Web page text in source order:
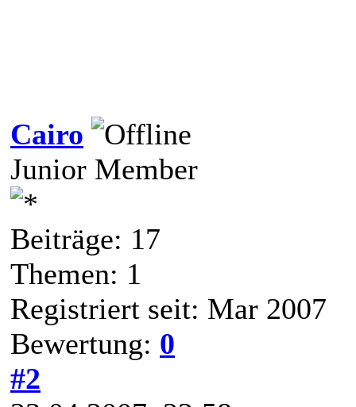
Cairo
Junior Member
Beiträge: 17
Themen: 1
Registriert seit: Mar 2007
Bewertung: 0
#2